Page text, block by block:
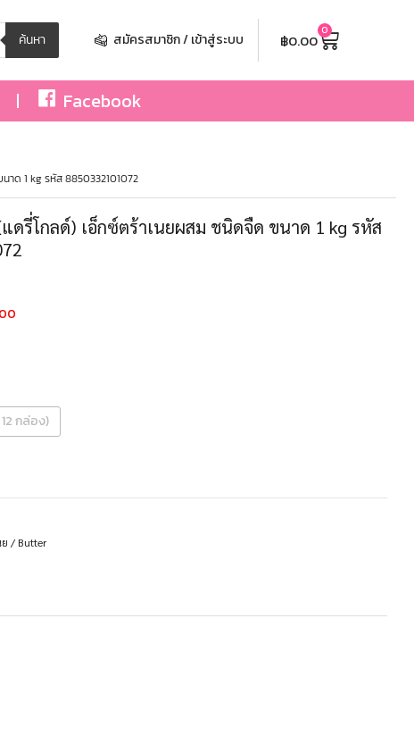
ค้นหา สมัครสมาชิก / เข้าสู่ระบบ ฿0.00 0
Facebook
าด 1 kg รหัส 8850332101072
(แดรี่โกลด์) เอ็กซ์ตร้าเนยผสม ชนิดจืด ขนาด 1 kg รหัส
กล่อง)
/ Butter